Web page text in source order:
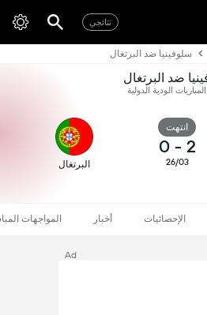
نتائجي
سلوفينيا ضد البرتغال
ضد البرتغال
الودية الدولية
انتهت
2
-
0
26/03 البرتغال
الإحصائيات أخبار المواجهات
Ad